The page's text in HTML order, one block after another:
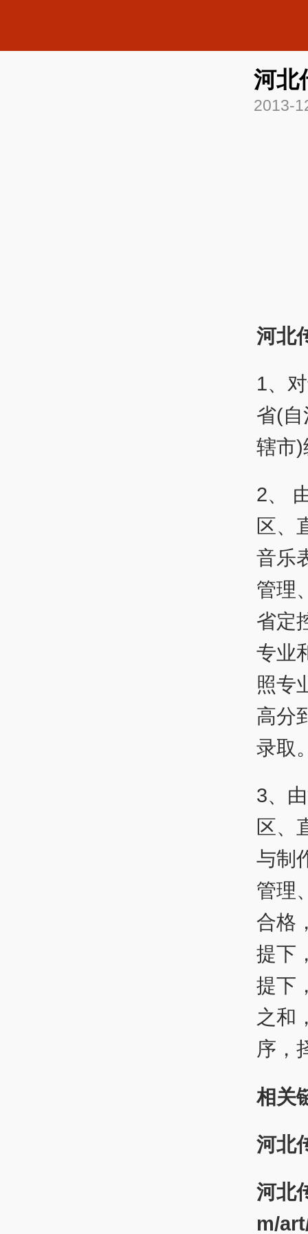
河北
2013-
河北
1、
省(
辖市)
2、
区、
音乐
管理
省定
专业
照专
高分
录取
3、
区、
与制
管理
合格
提下
提下
之和
序，
相关
河北
河北
m/